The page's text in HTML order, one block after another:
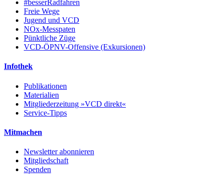
#besserRadfahren
Freie Wege
Jugend und VCD
NOx-Messpaten
Pünktliche Züge
VCD-ÖPNV-Offensive (Exkursionen)
Infothek
Publikationen
Materialien
Mitgliederzeitung »VCD direkt«
Service-Tipps
Mitmachen
Newsletter abonnieren
Mitgliedschaft
Spenden